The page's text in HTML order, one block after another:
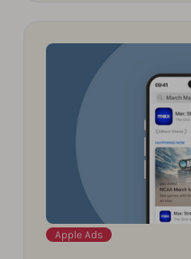
Apple Ads